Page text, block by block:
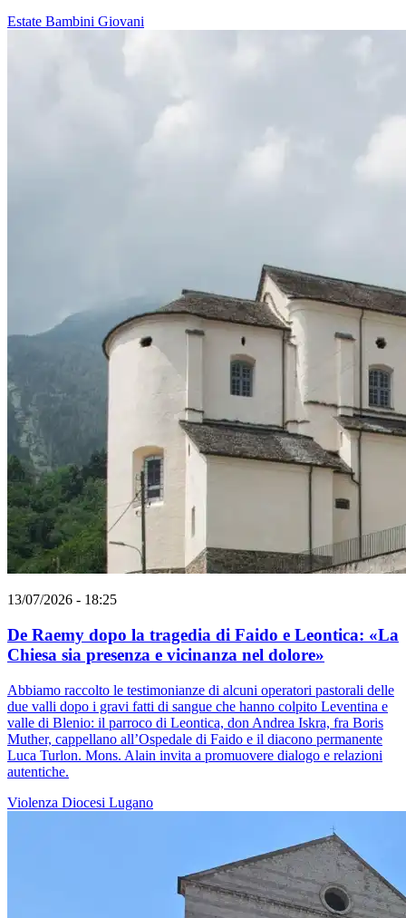
Estate Bambini Giovani
13/07/2026 - 18:25
De Raemy dopo la tragedia di Faido e Leontica: «La
Chiesa sia presenza e vicinanza nel dolore»
Abbiamo raccolto le testimonianze di alcuni operatori pastorali delle
due valli dopo i gravi fatti di sangue che hanno colpito Leventina e
valle di Blenio: il parroco di Leontica, don Andrea Iskra, fra Boris
Muther, cappellano all’Ospedale di Faido e il diacono permanente
Luca Turlon. Mons. Alain invita a promuovere dialogo e relazioni
autentiche.
Violenza Diocesi Lugano